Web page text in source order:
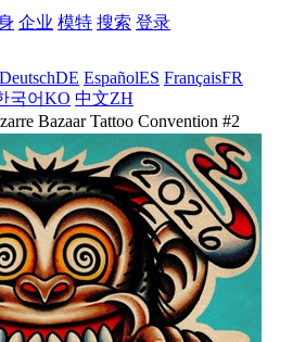
企业 模特 搜索 登录
DeutschDE EspañolES FrançaisFR
국어KO 中文ZH
Bazaar Tattoo Convention #2